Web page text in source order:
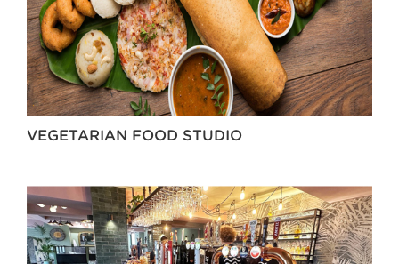
VEGETARIAN FOOD STUDIO